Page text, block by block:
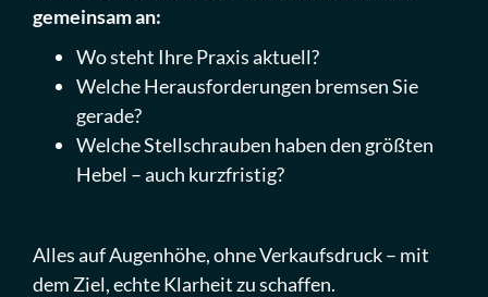
gemeinsam an:
Wo steht Ihre Praxis aktuell?
Welche Herausforderungen bremsen Sie
gerade?
Welche Stellschrauben haben den größten
Hebel – auch kurzfristig?
Alles auf Augenhöhe, ohne Verkaufsdruck – mit
dem Ziel, echte Klarheit zu schaffen.